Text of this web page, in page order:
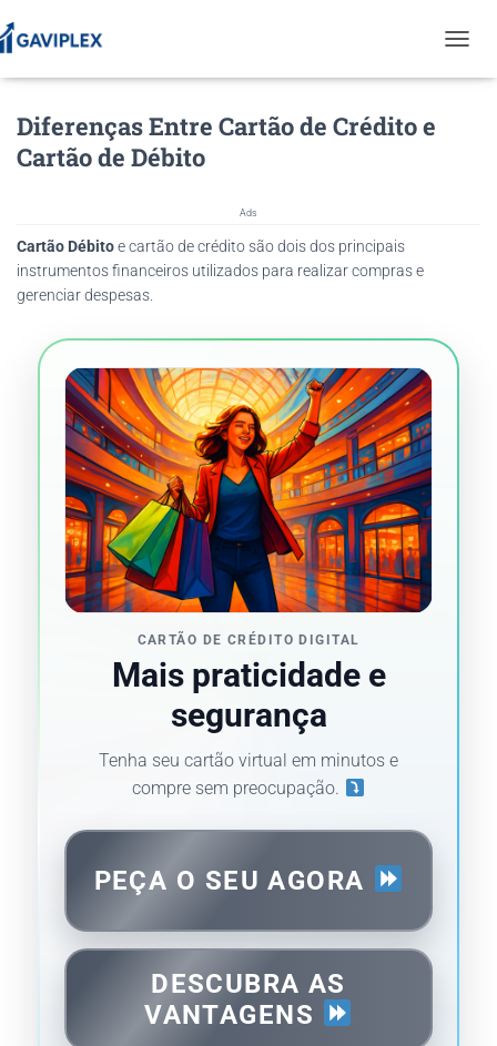
O
N
Diferenças Entre Cartão de Crédito e
Cartão de Débito
Ads
Cartão Débitoe cartão de crédito são dois dos principais
instrumentos financeiros utilizados para realizar compras e
gerenciar despesas.
CARTÃO DE CRÉDITO DIGITAL
Mais praticidade e
segurança
Tenha seu cartão virtual em minutos e
compre sem preocupação.
PEÇA O SEU AGORA
DESCUBRA AS
VANTAGENS